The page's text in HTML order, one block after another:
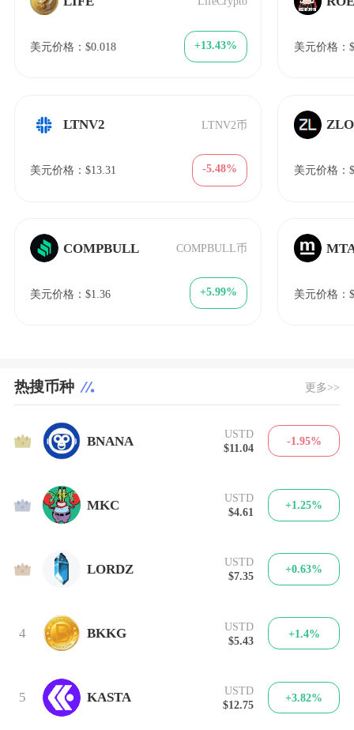
美元价格：$0.018 +13.43%
LTNV2 LTNV2币
美元价格：$13.31 -5.48%
COMPBULL COMPBULL币
美元价格：$1.36 +5.99%
美元价格：
美元价格：
美元价格：
热搜币种 更多>>
1 BNANA
USTD
$11.04
-1.95%
2 MKC
USTD
$4.61
+1.25%
3 LORDZ
USTD
$7.35
+0.63%
4 BKKG
USTD
$5.43
+1.4%
5 KASTA
USTD
$12.75
+3.82%